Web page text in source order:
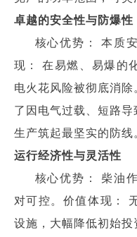
卓越的安全性与防爆性
核心优势： 本质
现： 在易燃、易爆的
电火花风险被彻底消
了因电气过载、短路
生产筑起最坚实的防线。
运行经济性与灵活性
核心优势： 柴油
对可控。价值体现：
设施，大幅降低初始投